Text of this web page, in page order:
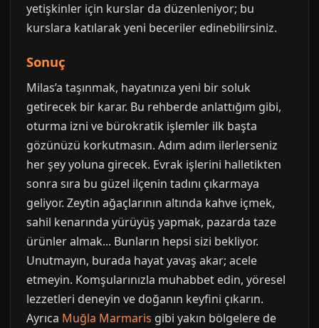
yetişkinler için kurslar da düzenleniyor; bu
kurslara katılarak yeni beceriler edinebilirsiniz.
Sonuç
Milas’a taşınmak, hayatınıza yeni bir soluk
getirecek bir karar. Bu rehberde anlattığım gibi,
oturma izni ve bürokratik işlemler ilk başta
gözünüzü korkutmasın. Adım adım ilerlerseniz
her şey yoluna girecek. Evrak işlerini halletikten
sonra sıra bu güzel ilçenin tadını çıkarmaya
geliyor. Zeytin ağaçlarının altında kahve içmek,
sahil kenarında yürüyüş yapmak, pazarda taze
ürünler almak... Bunların hepsi sizi bekliyor.
Unutmayın, burada hayat yavaş akar; acele
etmeyin. Komşularınızla muhabbet edin, yöresel
lezzetleri deneyin ve doğanın keyfini çıkarın.
Ayrıca Muğla Marmaris gibi yakın bölgelere de